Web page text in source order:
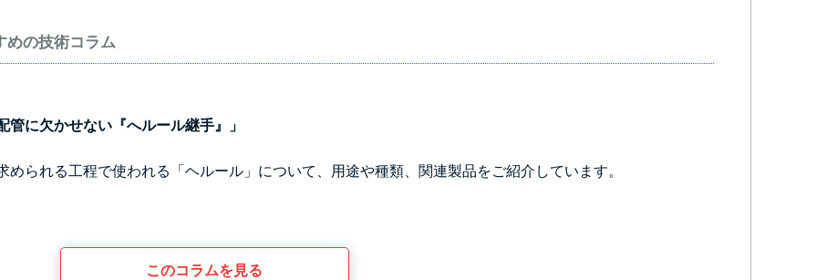
めの技術コラム
に欠かせない『へルール継手』」
られる工程で使われる「ヘルール」について、用途や種類、関連製品をご紹介しています。
このコラムを見る